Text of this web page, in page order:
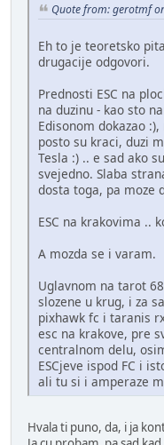
Quote from: gerotmf
Eh to je teoretsko
drugacije odgovori.
Prednosti ESC na
na duzinu - kao sto
Edisonom dokazao
posto su kraci, duzi
Tesla :) .. e sad ako
svejedno. Slaba
dosta toga, pa moze
ESC na krakovima ..
A mozda se i varam.
Uglavnom na tarot
slozene u krug, i za
pixhawk fc i taranis
esc na krakove, pre
centralnom delu,
ESCjeve ispod FC i
ali tu si i amperaze
Hvala ti puno, da, i ja